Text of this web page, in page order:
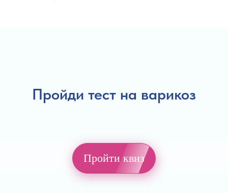
Пройди тест на варикоз
Пройти квиз